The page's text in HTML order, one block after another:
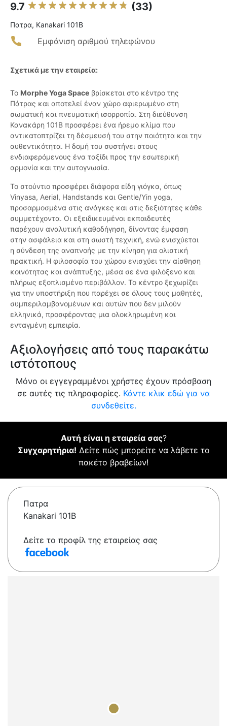
9.7 (33)
Πατρα, Kanakari 101B
Εμφάνιση αριθμού τηλεφώνου
Σχετικά με την εταιρεία:
Το Morphe Yoga Space βρίσκεται στο κέντρο της
Πάτρας και αποτελεί έναν χώρο αφιερωμένο στη
σωματική και πνευματική ισορροπία. Στη διεύθυνση
Κανακάρη 101Β προσφέρει ένα ήρεμο κλίμα που
αντικατοπτρίζει τη δέσμευσή του στην ποιότητα και την
αυθεντικότητα. Η δομή του συστήνει στους
ενδιαφερόμενους ένα ταξίδι προς την εσωτερική
αρμονία και την αυτογνωσία.
Το στούντιο προσφέρει διάφορα είδη γιόγκα, όπως
Vinyasa, Aerial, Handstands και Gentle/Yin yoga,
προσαρμοσμένα στις ανάγκες και στις δεξιότητες κάθε
συμμετέχοντα. Οι εξειδικευμένοι εκπαιδευτές
παρέχουν αναλυτική καθοδήγηση, δίνοντας έμφαση
στην ασφάλεια και στη σωστή τεχνική, ενώ ενισχύεται
η σύνδεση της αναπνοής με την κίνηση για ολιστική
πρακτική. Η φιλοσοφία του χώρου ενισχύει την αίσθηση
κοινότητας και ανάπτυξης, μέσα σε ένα φιλόξενο και
πλήρως εξοπλισμένο περιβάλλον. Το κέντρο ξεχωρίζει
για την υποστήριξη που παρέχει σε όλους τους μαθητές,
συμπεριλαμβανομένων και αυτών που δεν μιλούν
ελληνικά, προσφέροντας μια ολοκληρωμένη και
ενταγμένη εμπειρία.
Αξιολογήσεις από τους παρακάτω
ιστότοπους
Μόνο οι εγγεγραμμένοι χρήστες έχουν πρόσβαση
σε αυτές τις πληροφορίες. Κάντε κλικ εδώ για να
συνδεθείτε.
Αυτή είναι η εταιρεία σας?
Συγχαρητήρια! Δείτε πώς μπορείτε να λάβετε το
πακέτο βραβείων!
Πατρα
Kanakari 101B
Δείτε το προφίλ της εταιρείας σας